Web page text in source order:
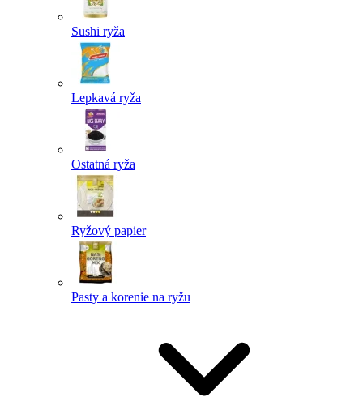
Sushi ryža
Lepkavá ryža
Ostatná ryža
Ryžový papier
Pasty a korenie na ryžu